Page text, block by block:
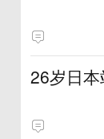
​26岁日